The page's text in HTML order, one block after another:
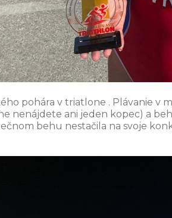
pohára v triatlone . Plávanie v
nenájdete ani jeden kopec) a
behu nestačila na svoje